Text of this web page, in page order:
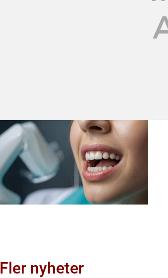
Fler nyheter